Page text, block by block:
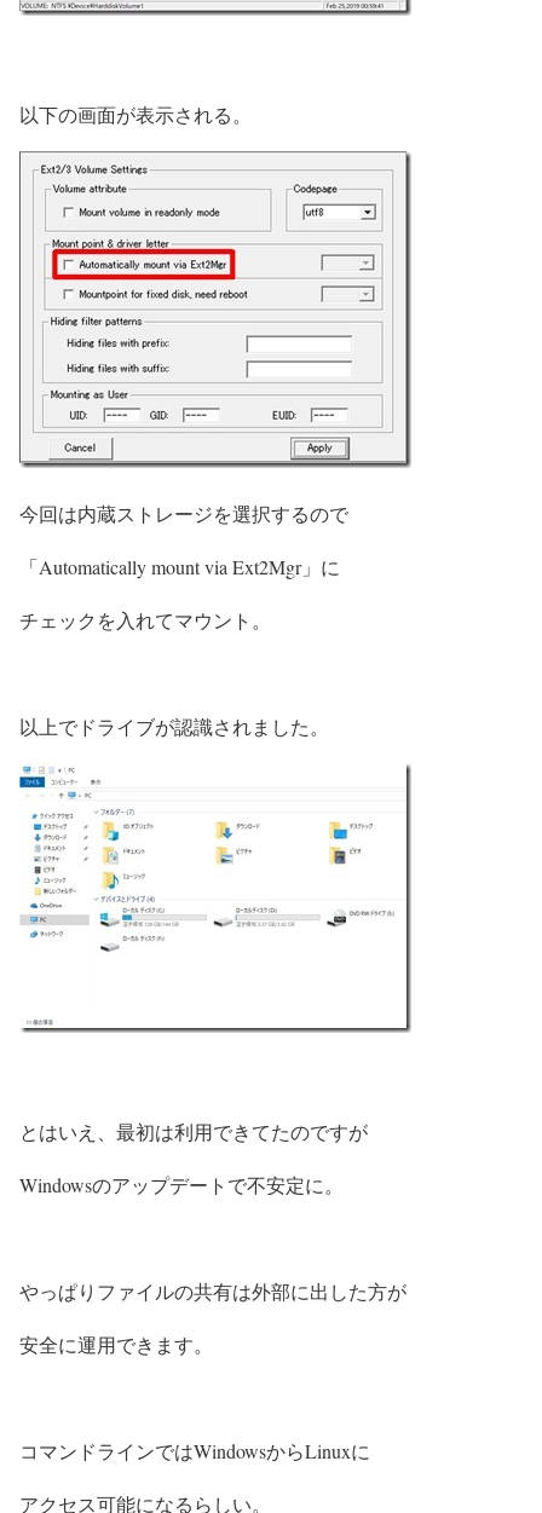
以下の画面が表示される。
今回は内蔵ストレージを選択するので
「Automatically mount via Ext2Mgr」に
チェックを入れてマウント。
以上でドライブが認識されました。
とはいえ、最初は利用できてたのですが
Windowsのアップデートで不安定に。
やっぱりファイルの共有は外部に出した方が
安全に運用できます。
コマンドラインではWindowsからLinuxに
アクセス可能になるらしい。